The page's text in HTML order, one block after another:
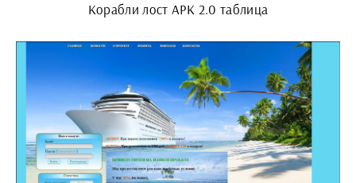
Корабли лост АРК 2.0 таблица